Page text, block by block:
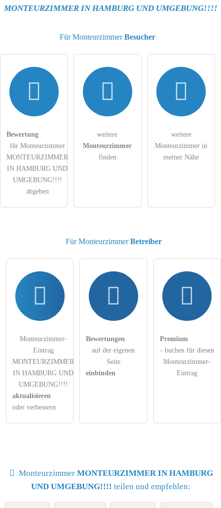
Hiermit akzeptiere ich die
DieDatenschutzerklärung habe ich zur Kenntnis genommen.
öffentliche Frage stellen Abbrechen
Hinweis:Bitte beachten Sie, öffentliche Fragen sindfür alle
Besucher sichtbar.
Klicken Sie hier um eine
Monteurzimmer-Eintrag zu stellen
MONTEURZIMMER IN HAMBURG UND UMGEBUNG!!!!
Für MonteurzimmerBesucher
Bewertung
für Monteurzimmer
MONTEURZIMMER
IN HAMBURG UND
UMGEBUNG!!!!
abgeben
weitere
Monteurzimmer
finden
weitere
Monteurzimmer in
meiner Nähe
Für MonteurzimmerBetreiber
Monteurzimmer-
Eintrag
MONTEURZIMMER
IN HAMBURG UND
UMGEBUNG!!!!
aktualisieren
oder verbessern
Bewertungen
auf der eigenen
Seite
einbinden
Premium
- buchen für diesen
Monteurzimmer-
Eintrag
MonteurzimmerMONTEURZIMMER IN HAMBURG
UND UMGEBUNG!!!! teilen und empfehlen: